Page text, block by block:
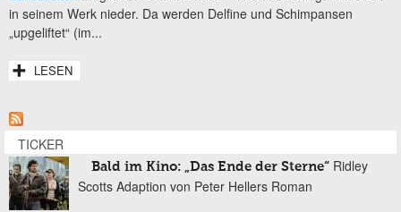
in seinem Werk nieder. Da werden Delfine und Schimpansen
„upgeliftet“ (im...
LESEN
TICKER
Bald im Kino: „Das Ende der Sterne“ Ridley
Scotts Adaption von Peter Hellers Roman